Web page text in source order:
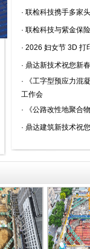
· 联检科技携手多家
· 联检科技与紫金保
· 2026 妇女节 3D 打
· 鼎达新技术祝您新
· 《工字型预应力混
工作会
· 《公路改性地聚合
· 鼎达建筑新技术祝